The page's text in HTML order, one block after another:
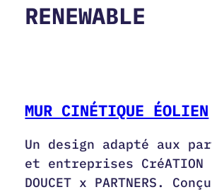
RENEWABLE
MUR CINÉTIQUE ÉOLIEN
Un design adapté aux
et entreprises CréATION
DOUCET x PARTNERS.